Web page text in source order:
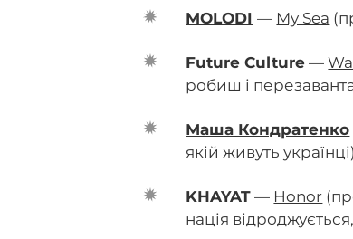
MOLODI — My Sea
Future Culture —
робиш і
Маша Кондратенко
якій живуть
KHAYAT — Honor
нація